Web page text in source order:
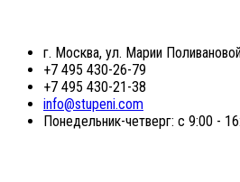
г. Москва, ул. Марии
+7 495 430-26-79
+7 495 430-21-38
info@stupeni.com
Понедельник-четверг: с 9:00 -